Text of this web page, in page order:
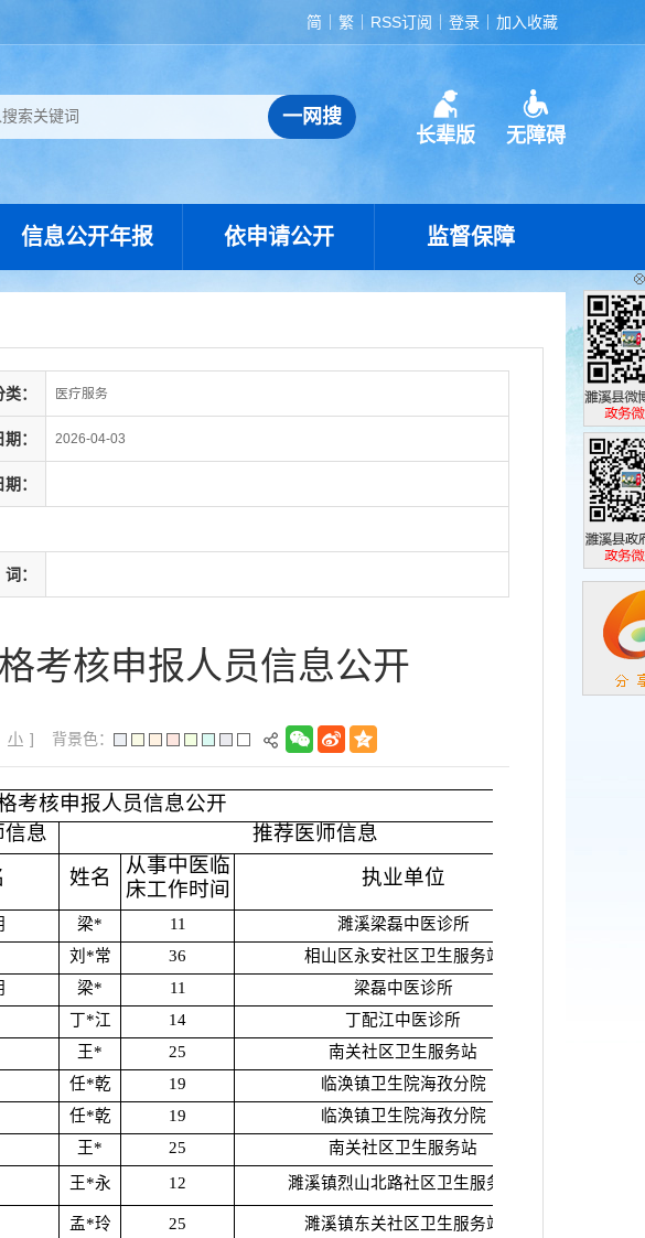
简 繁 RSS订阅 登录 加入收藏
长辈版 无障碍
信息公开年报 依申请公开 监督保障
： 医疗服务
： 2026-04-03
：
词：
考核申报人员信息公开
小 ] 背景色：
考核申报人员信息公开
信息 推荐医师信息
姓名
从事中医临
床工作时间
执业单位
梁* 11
濉溪梁磊中医诊所
刘*常
36 相山区永安社区卫生服务站
梁* 11
梁磊中医诊所
丁*江
14 丁配江中医诊所
王* 25
南关社区卫生服务站
任*乾
19 临涣镇卫生院海孜分院
任*乾 19
临涣镇卫生院海孜分院
王*
25 南关社区卫生服务站
王*永 12 濉溪镇烈山北路社区卫生服务站
孟*玲 25 濉溪镇东关社区卫生服务站
濉溪县政
政务微博
濉溪县政
政务微信